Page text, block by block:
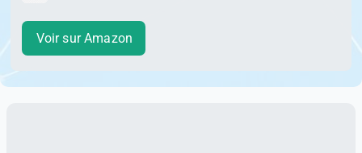
Voir sur Amazon